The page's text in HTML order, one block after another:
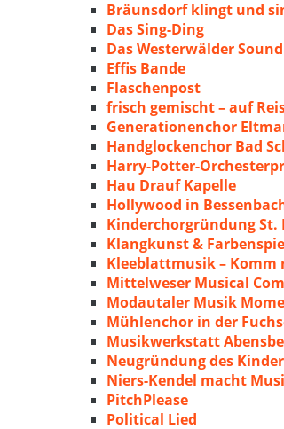
Bräunsdorf klingt und
Das Sing-Ding
Das Westerwälder
Effis Bande
Flaschenpost
frisch gemischt – auf
Generationenchor
Handglockenchor Bad
Harry-Potter-
Hau Drauf Kapelle
Hollywood in
Kinderchorgründung St.
Klangkunst &
Kleeblattmusik –
Mittelweser Musical
Modautaler Musik
Mühlenchor in der
Musikwerkstatt
Neugründung des
Niers-Kendel macht
PitchPlease
Political Lied